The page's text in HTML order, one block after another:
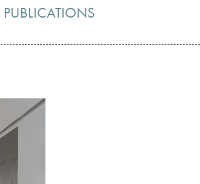
PUBLICATIONS